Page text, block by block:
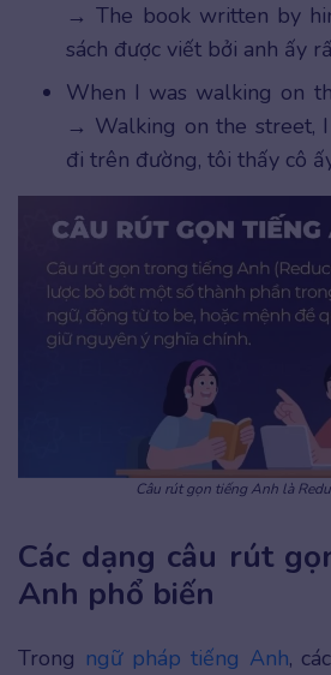
→ The book written by
sách được viết bởi anh ấy
When I was walking on
→ Walking on the street, I
đi trên đường, tôi thấy cô
Câu rút gọn tiếng Anh là
Các dạng câu rút
Anh phổ biến
Trong ngữ pháp tiếng Anh,